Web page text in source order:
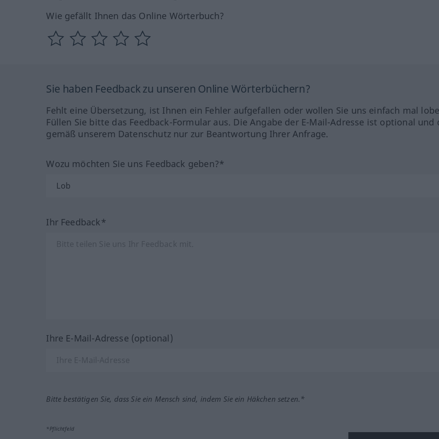
Wie gefällt Ihnen das Online Wörterbuch?
Sie haben Feedback zu unseren Online Wörterbüchern?
Fehlt eine Übersetzung, ist Ihnen ein Fehler aufgefallen oder wollen Sie uns einfach mal
Füllen Sie bitte das Feedback-Formular aus. Die Angabe der E-Mail-Adresse ist optional und
gemäß unserem Datenschutz nur zur Beantwortung Ihrer Anfrage.
Wozu möchten Sie uns Feedback geben?*
Ihr Feedback*
Ihre E-Mail-Adresse (optional)
Bitte bestätigen Sie, dass Sie ein Mensch sind, indem Sie ein Häkchen setzen.*
*Pflichtfeld